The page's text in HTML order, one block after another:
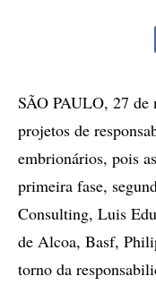
SÃO PAULO, 27 de
projetos de
embrionários, pois
primeira fase,
Consulting, Luis
de Alcoa, Basf,
torno da